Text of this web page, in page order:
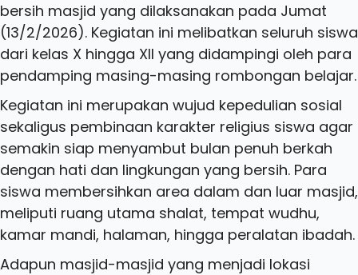
bersih masjid yang dilaksanakan pada Jumat
(13/2/2026). Kegiatan ini melibatkan seluruh siswa
dari kelas X hingga XII yang didampingi oleh para
pendamping masing-masing rombongan belajar.
Kegiatan ini merupakan wujud kepedulian sosial
sekaligus pembinaan karakter religius siswa agar
semakin siap menyambut bulan penuh berkah
dengan hati dan lingkungan yang bersih. Para
siswa membersihkan area dalam dan luar masjid,
meliputi ruang utama shalat, tempat wudhu,
kamar mandi, halaman, hingga peralatan ibadah.
Adapun masjid-masjid yang menjadi lokasi